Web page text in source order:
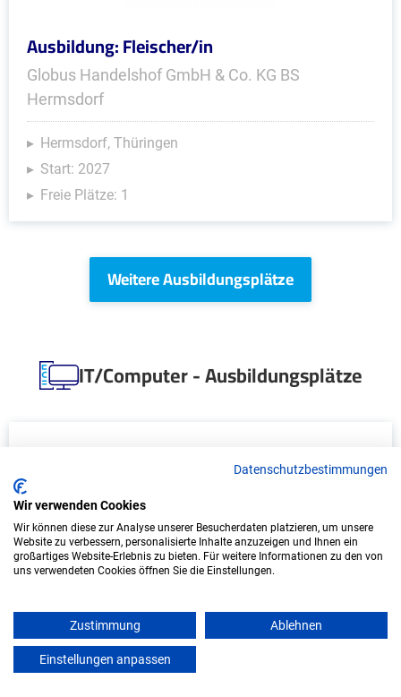
Ausbildung: Fleischer/in
Globus Handelshof GmbH & Co. KG BS
Hermsdorf
Hermsdorf, Thüringen
Start: 2027
Freie Plätze: 1
Weitere Ausbildungsplätze
IT/Computer - Ausbildungsplätze
Duales Studium Wirtschaftsinformatik
(B.Sc.) am virtuellen Campus - KIX Service
Software GmbH
KIX Service Software GmbH
Datenschutzbestimmungen
Wir verwenden Cookies
Wir können diese zur Analyse unserer Besucherdaten platzieren, um unsere
Website zu verbessern, personalisierte Inhalte anzuzeigen und Ihnen ein
großartiges Website-Erlebnis zu bieten. Für weitere Informationen zu den von
uns verwendeten Cookies öffnen Sie die Einstellungen.
Zustimmung Ablehnen
Einstellungen anpassen